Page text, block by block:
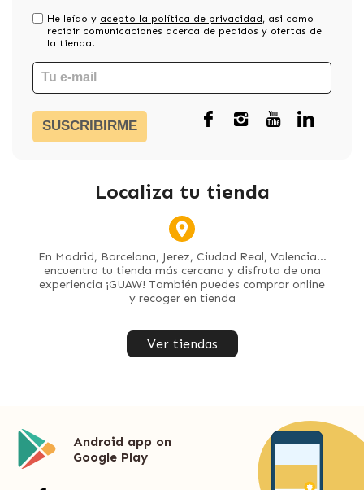
He leído y acepto la política de privacidad, asi como
recibir comunicaciones acerca de pedidos y ofertas de
la tienda.
SUSCRIBIRME
Localiza tu tienda
En Madrid, Barcelona, Jerez, Ciudad Real, Valencia...
encuentra tu tienda más cercana y disfruta de una
experiencia ¡GUAW! También puedes comprar online
y recoger en tienda
Ver tiendas
Android app on
Google Play